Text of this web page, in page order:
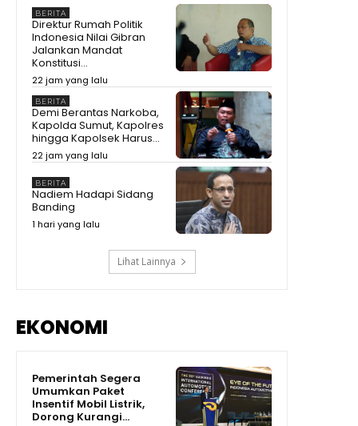
BERITA
Direktur Rumah Politik
Indonesia Nilai Gibran
Jalankan Mandat
Konstitusi...
22 jam yang lalu
BERITA
Demi Berantas Narkoba,
Kapolda Sumut, Kapolres
hingga Kapolsek Harus...
22 jam yang lalu
BERITA
Nadiem Hadapi Sidang
Banding
1 hari yang lalu
Lihat Lainnya
EKONOMI
Pemerintah Segera
Umumkan Paket
Insentif Mobil Listrik,
Dorong Kurangi...